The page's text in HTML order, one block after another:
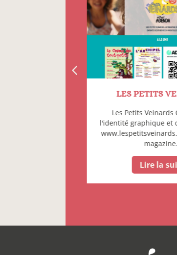
LES PETITS
Les Petits Veinards
l'identité graphique et
Lire la